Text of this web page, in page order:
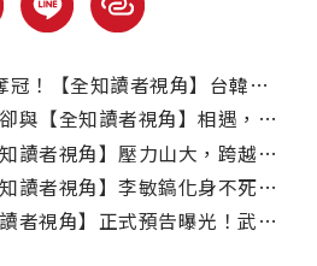
知讀者視角】台韓群星搶看引爆話題
讀者視角】相遇，李敏鎬親曝接演內幕
】壓力山大，跨越心魔打造「金獨子」
】李敏鎬化身不死戰士助安孝燮改寫命運
預告曝光！武器解鎖、末日試煉經典畫面重現